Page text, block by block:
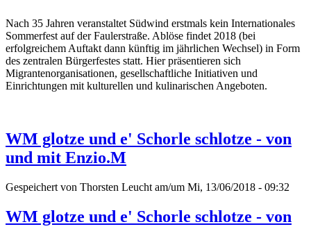
Nach 35 Jahren veranstaltet Südwind erstmals kein Internationales
Sommerfest auf der Faulerstraße. Ablöse findet 2018 (bei
erfolgreichem Auftakt dann künftig im jährlichen Wechsel) in Form
des zentralen Bürgerfestes statt. Hier präsentieren sich
Migrantenorganisationen, gesellschaftliche Initiativen und
Einrichtungen mit kulturellen und kulinarischen Angeboten.
WM glotze und e' Schorle schlotze - von
und mit Enzio.M
Gespeichert von Thorsten Leucht am/um Mi, 13/06/2018 - 09:32
WM glotze und e' Schorle schlotze - von